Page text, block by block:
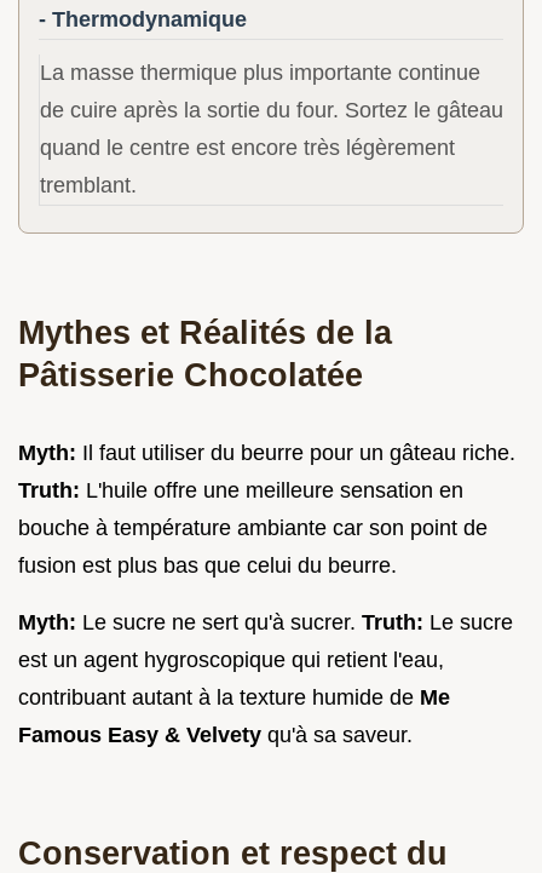
- Thermodynamique
La masse thermique plus importante continue
de cuire après la sortie du four. Sortez le gâteau
quand le centre est encore très légèrement
tremblant.
Mythes et Réalités de la
Pâtisserie Chocolatée
Myth: Il faut utiliser du beurre pour un gâteau riche.
Truth: L'huile offre une meilleure sensation en
bouche à température ambiante car son point de
fusion est plus bas que celui du beurre.
Myth: Le sucre ne sert qu'à sucrer. Truth: Le sucre
est un agent hygroscopique qui retient l'eau,
contribuant autant à la texture humide de Me
Famous Easy & Velvety qu'à sa saveur.
Conservation et respect du